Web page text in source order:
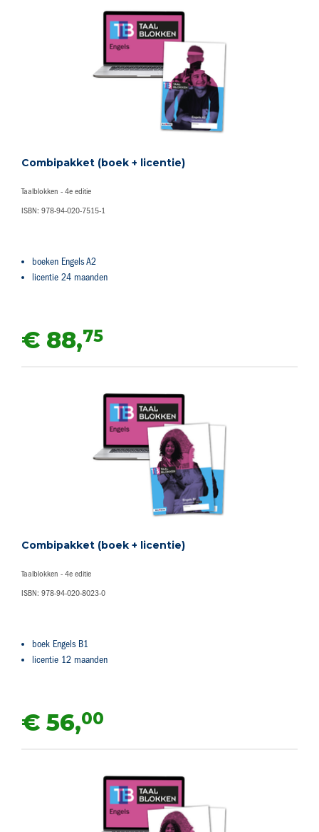
Combipakket (boek + licentie)
Taalblokken - 4e editie
ISBN: 978-94-020-7515-1
boeken Engels A2
licentie 24 maanden
€ 88,75
Combipakket (boek + licentie)
Taalblokken - 4e editie
ISBN: 978-94-020-8023-0
boek Engels B1
licentie 12 maanden
€ 56,00